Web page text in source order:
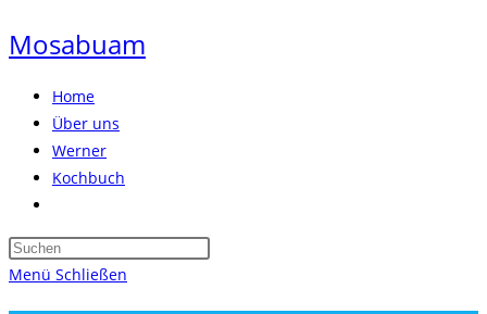
Mosabuam
Home
Über uns
Werner
Kochbuch
umschalten
Press
Menü Schließen